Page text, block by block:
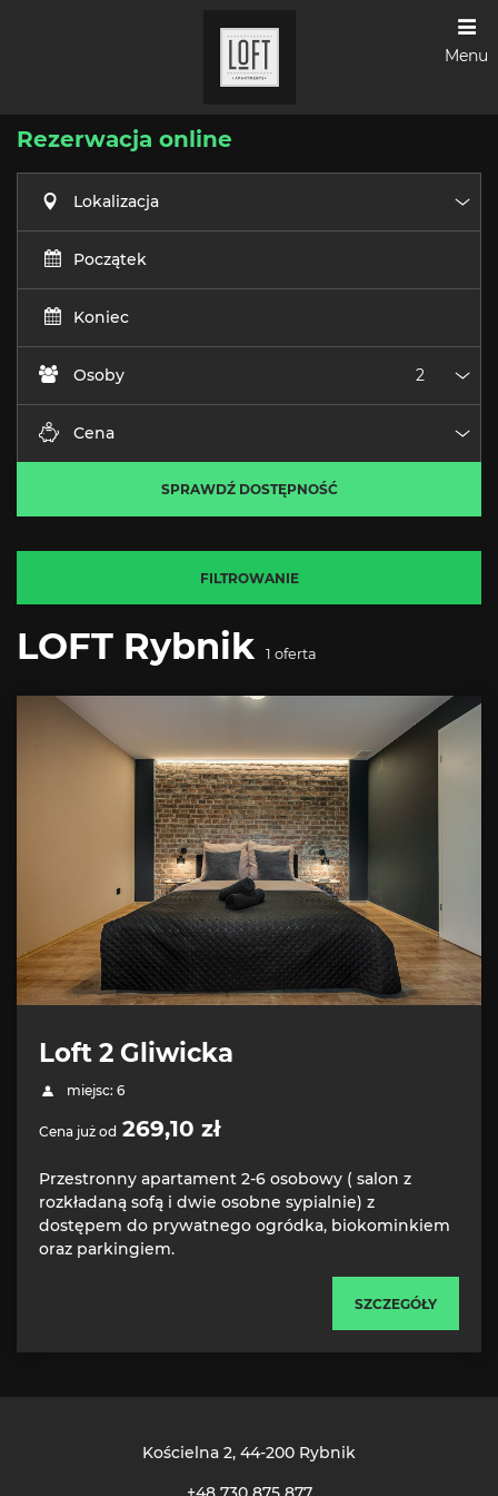
Menu
Rezerwacja online
Lokalizacja
Początek
Koniec
Osoby
Cena
SPRAWDŹ DOSTĘPNOŚĆ
FILTROWANIE
LOFT Rybnik 1 oferta
Loft 2 Gliwicka
miejsc: 6
Cena już od 269,10 zł
Przestronny apartament 2-6 osobowy ( salon z
rozkładaną sofą i dwie osobne sypialnie) z
dostępem do prywatnego ogródka, biokominkiem
oraz parkingiem.
SZCZEGÓŁY
Kościelna 2, 44-200 Rybnik